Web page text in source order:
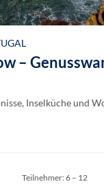
–
Inselküche und
Teilnehmer: 6 – 12